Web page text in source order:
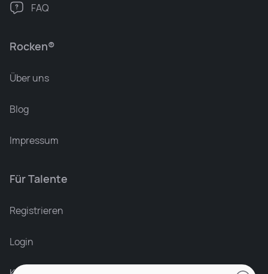
Rocken®
Über uns
Blog
Impressum
Für Talente
Registrieren
Login
FAQ